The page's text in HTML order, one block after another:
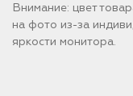
Внимание: цвет
на фото из-за
яркости монитора.